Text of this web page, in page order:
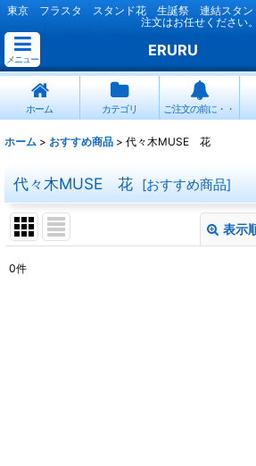
東京 フラスタ スタンド花 生誕祭 連結スタン
注文はお任せください。
メニュー
ERURU
ホーム カテゴリ ご注文の前に・・
ホーム > おすすめ商品 > 代々木MUSE 花
代々木MUSE 花 [おすすめ商品]
表示
0件